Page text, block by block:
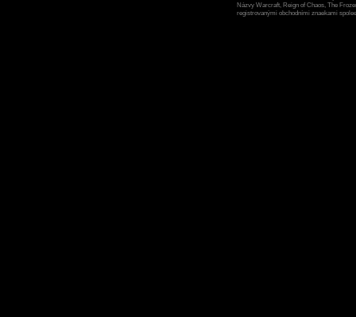
Názvy Warcraft, Reign of Chaos, The
registrovanými obchodními znaekami